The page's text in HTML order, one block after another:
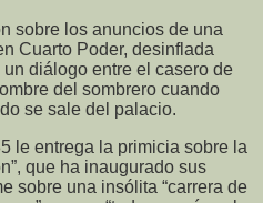
sobre los anuncios de una
Cuarto Poder, desinflada
diálogo entre el casero de
del sombrero cuando
se sale del palacio.
le entrega la primicia sobre la
que ha inaugurado sus
sobre una insólita “carrera de